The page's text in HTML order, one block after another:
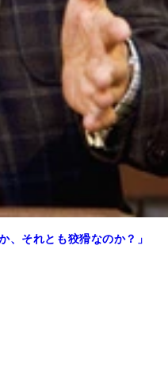
、それとも狡猾なのか？」